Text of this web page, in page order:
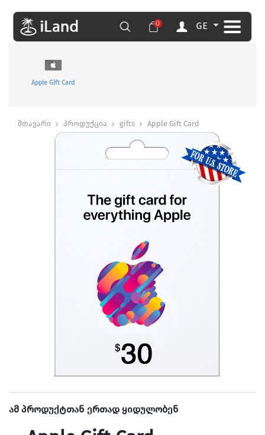
0 GE
Apple Gift Card
მთავარი პროდუქცია gifts Apple Gift Card
ამ პროდუქტთან ერთად ყიდულობენ